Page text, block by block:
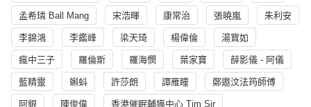
孟希璘 Ball Mang 宋浩暉 康常治 張曉嵐 朱利安
李錦鴻 李鑑峰 梁天琦 楊偉倫 湯寳如
瘋中三子 羅倫斯 羅海憫 葉家寶 薛影儀 - 阿儀
藍精靈 蝌蚪 許莎朗 譚雁瞳 鄭遨汶法筠師傅
阿銀 陳俊偉 香港催眠輔導中心 Tim Sir